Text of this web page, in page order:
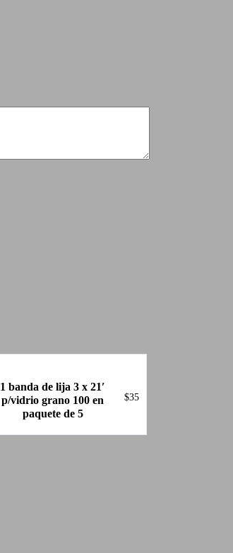
1 banda de lija 3 x 21′
p/vidrio grano 100 en
paquete de 5
$35